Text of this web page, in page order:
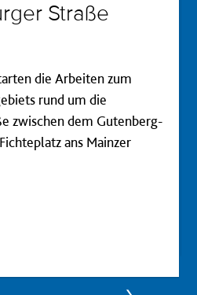
Straße
die Arbeiten zum
rund um die
zwischen dem Gutenberg-
ans Mainzer